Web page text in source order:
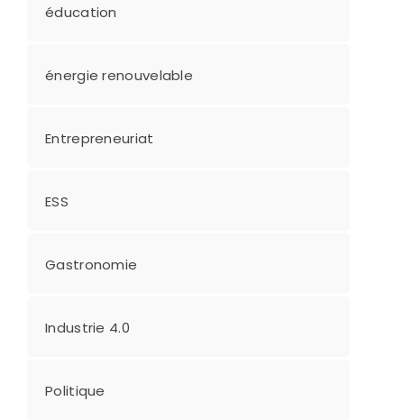
éducation
énergie renouvelable
Entrepreneuriat
ESS
Gastronomie
Industrie 4.0
Politique